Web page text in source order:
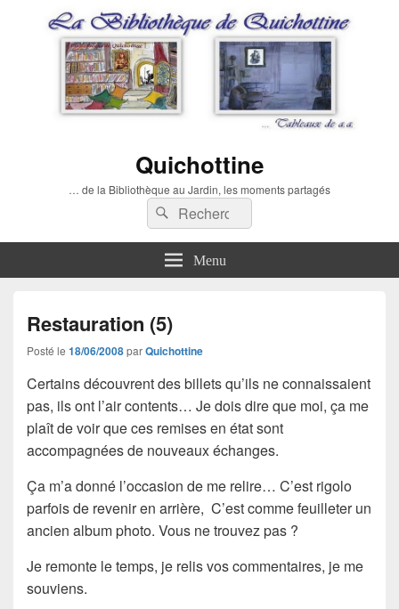
Quichottine
… de la Bibliothèque au Jardin, les moments partagés
Recherche :
Rechercher
Menu
Restauration (5)
Posté le 18/06/2008parQuichottine
Certains découvrent des billets qu’ils ne connaissaient
pas, ils ont l’air contents… Je dois dire que moi, ça me
plaît de voir que ces remises en état sont
accompagnées de nouveauxéchanges.
Ça m’a donné l’occasion de me relire… C’est rigolo
parfois de revenir en arrière, C’est comme feuilleter un
ancien album photo. Vous ne trouvez pas ?
Je remonte le temps, je relis vos commentaires, je me
souviens.